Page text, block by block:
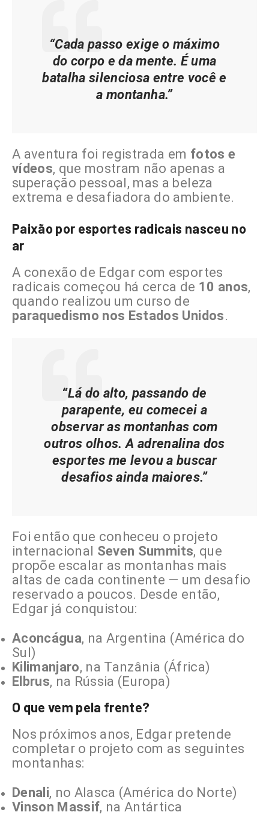
“Cada passo exige o máximo
do corpo e da mente. É uma
batalha silenciosa entre você e
a montanha.”
A aventura foi registrada em fotos e
vídeos, que mostram não apenas a
superação pessoal, mas a beleza
extrema e desafiadora do ambiente.
Paixão por esportes radicais nasceu no
ar
A conexão de Edgar com esportes
radicais começou há cerca de 10 anos,
quando realizou um curso de
paraquedismo nos Estados Unidos.
“Lá do alto, passando de
parapente, eu comecei a
observar as montanhas com
outros olhos. A adrenalina dos
esportes me levou a buscar
desafios ainda maiores.”
Foi então que conheceu o projeto
internacional Seven Summits, que
propõe escalar as montanhas mais
altas de cada continente — um desafio
reservado a poucos. Desde então,
Edgar já conquistou:
Aconcágua, na Argentina (América do
Sul)
Kilimanjaro, na Tanzânia (África)
Elbrus, na Rússia (Europa)
O que vem pela frente?
Nos próximos anos, Edgar pretende
completar o projeto com as seguintes
montanhas:
Denali, no Alasca (América do Norte)
Vinson Massif, na Antártica